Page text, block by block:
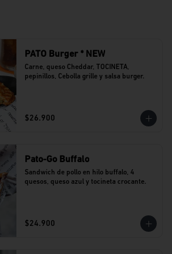
PATO Burger * NEW
Carne, queso Cheddar, TOCINETA,
pepinillos, Cebolla grille y salsa burger.
$26.900
Pato-Go Buffalo
Sandwich de pollo en hilo buffalo, 4
quesos, queso azul y tocineta crocante.
$24.900